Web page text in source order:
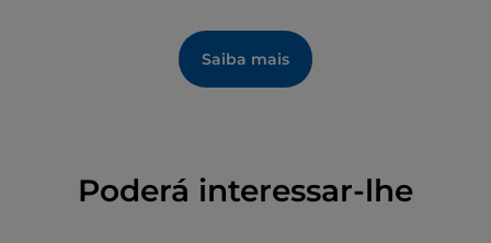
Saiba mais
Poderá interessar-lhe